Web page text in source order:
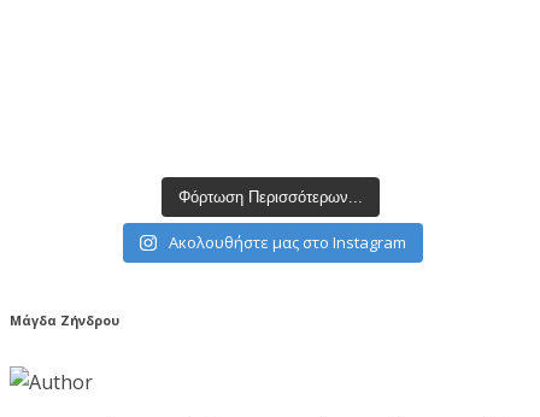
Φόρτωση Περισσότερων...
Ακολουθήστε μας στο Instagram
Μάγδα Ζήνδρου